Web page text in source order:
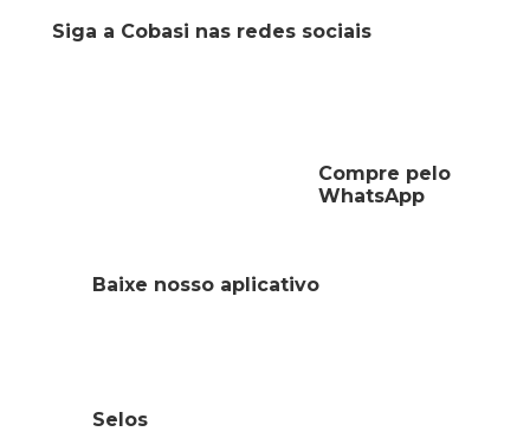
Siga a Cobasi nas redes sociais
Compre pelo
WhatsApp
Baixe nosso aplicativo
Selos